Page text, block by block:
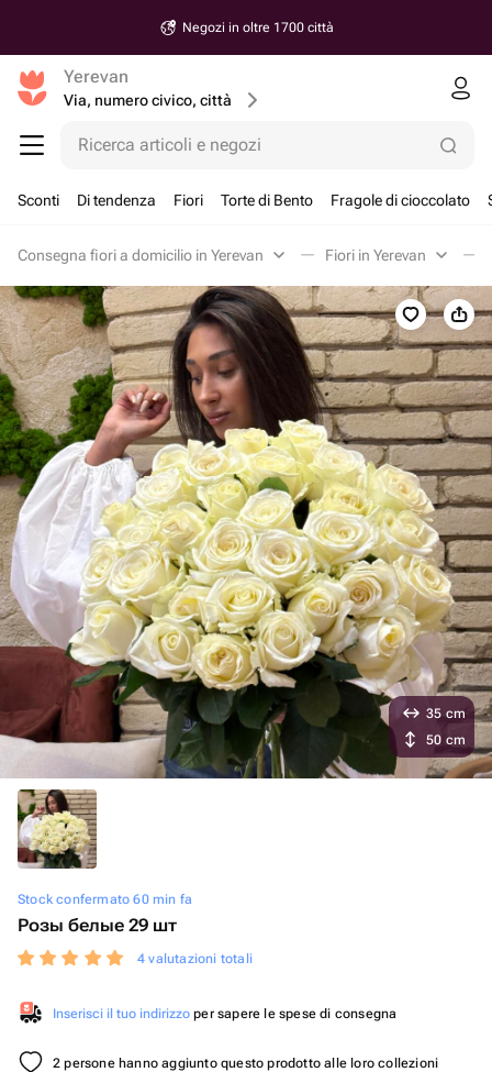
Negozi in oltre 1700 città
Yerevan
Via, numero civico, città
Ricerca articoli e negozi
Sconti Di tendenza Fiori Torte di Bento Fragole di cioccolato
Consegna fiori a domicilio in Yerevan Fiori in Yerevan
Stock confermato 60 min fa
Розы белые 29 шт
4 valutazioni totali
Inserisci il tuo indirizzo per sapere le spese di consegna
2 persone hanno aggiunto questo prodotto alle loro collezioni
35 cm
50 cm